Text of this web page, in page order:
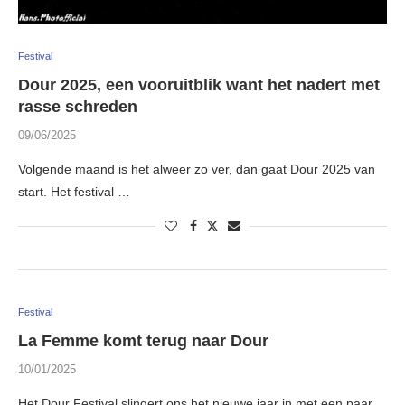
Festival
Dour 2025, een vooruitblik want het nadert met
rasse schreden
09/06/2025
Volgende maand is het alweer zo ver, dan gaat Dour 2025 van
start. Het festival …
Festival
La Femme komt terug naar Dour
10/01/2025